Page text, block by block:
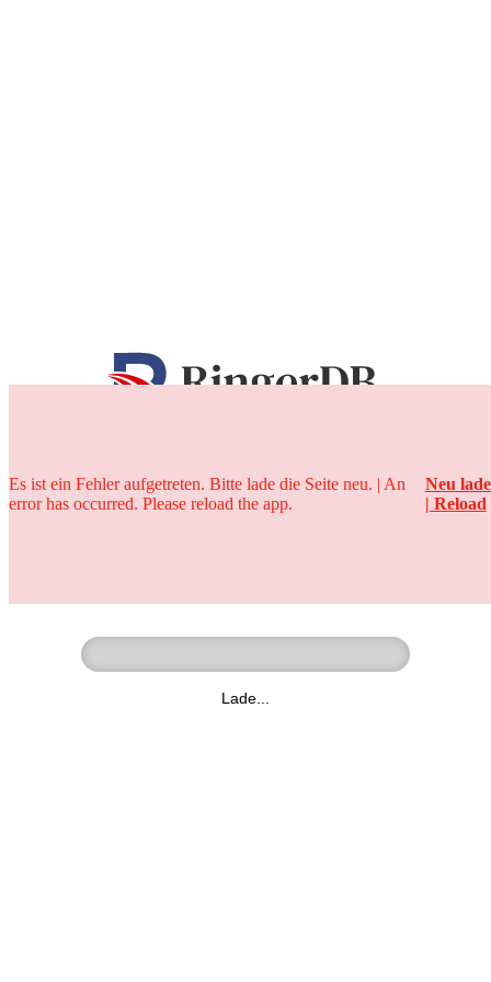
25 Jahre
Lade...
Es ist ein Fehler aufgetreten. Bitte lade die Seite neu. | An
error has occurred. Please reload the app.
Neu
| Reload